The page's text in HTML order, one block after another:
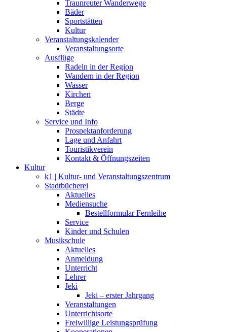
Traunreuter Wanderwege
Bäder
Sportstätten
Kultur
Veranstaltungskalender
Veranstaltungsorte
Ausflüge
Radeln in der Region
Wandern in der Region
Wasser
Kirchen
Berge
Städte
Service und Info
Prospektanforderung
Lage und Anfahrt
Touristikverein
Kontakt & Öffnungszeiten
Kultur
k1 | Kultur- und Veranstaltungszentrum
Stadtbücherei
Aktuelles
Mediensuche
Bestellformular Fernleihe
Service
Kinder und Schulen
Musikschule
Aktuelles
Anmeldung
Unterricht
Lehrer
Jeki
Jeki – erster Jahrgang
Veranstaltungen
Unterrichtsorte
Freiwillige Leistungsprüfung